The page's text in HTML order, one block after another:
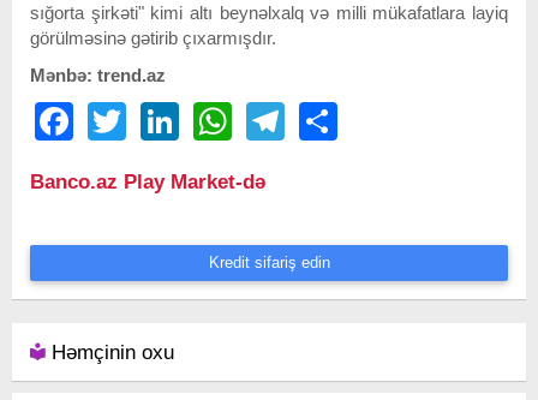
sığorta şirkəti" kimi altı beynəlxalq və milli mükafatlara layiq
görülməsinə gətirib çıxarmışdır.
Mənbə: trend.az
FacebookTwitter LinkedIn WhatsAppTelegram
Banco.az Play Market-də
Kredit sifariş edin
Həmçinin oxu